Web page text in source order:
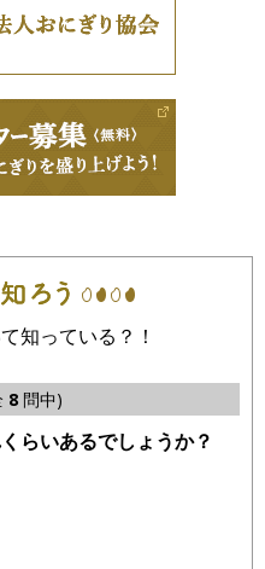
知っている？！
8問中)
らいあるでしょうか？